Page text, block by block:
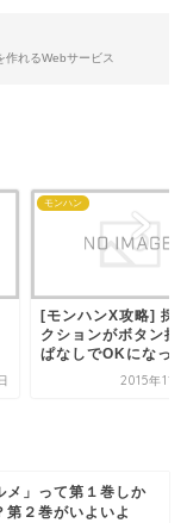
作れるWebサービス
モンハン
[モンハンX攻略] 採
クションがボタン押
ぱなしでOKになっ...
2015年11
メ」って第１巻しか
第２巻がいよいよ